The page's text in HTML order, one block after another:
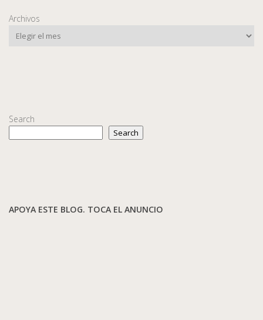
Archivos
Search
Search
APOYA ESTE BLOG. TOCA EL ANUNCIO